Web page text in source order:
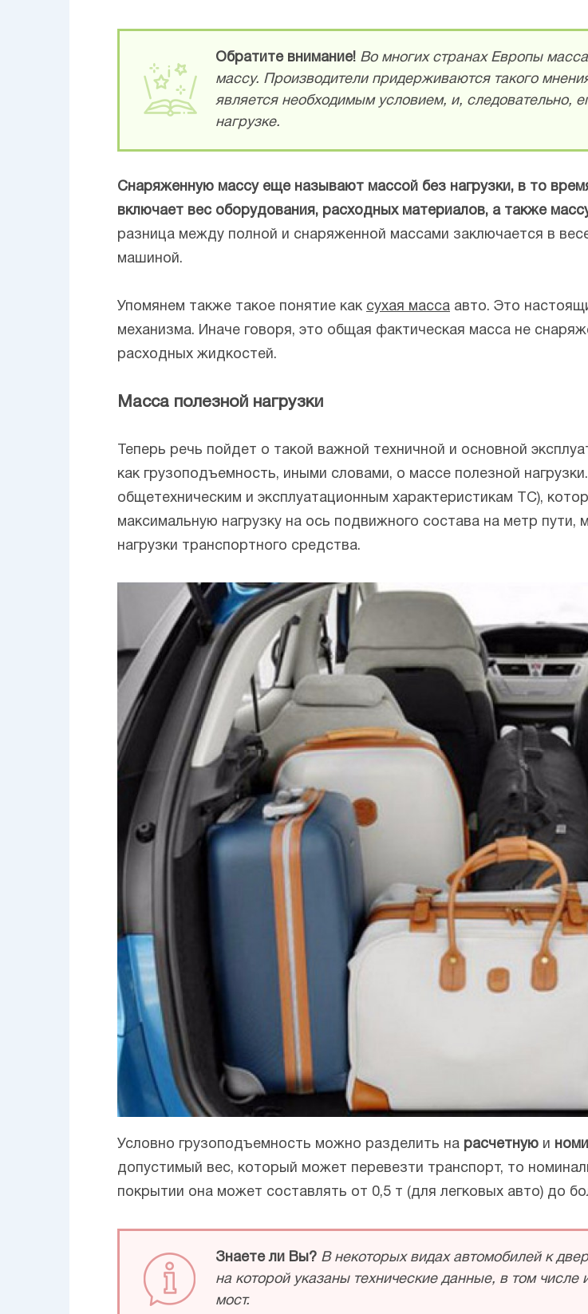
Обратите внимание! Во многих странах Европы
массу. Производители придерживаются такого
является необходимым условием, и, следовательно,
нагрузке.
Снаряженную массу еще называют массой без нагрузки, в то
включает вес оборудования, расходных материалов, а также
разница между полной и снаряженной массами заключается в
машиной.
Упомянем также такое понятие как сухая масса авто. Это
механизма. Иначе говоря, это общая фактическая масса не
расходных жидкостей.
Масса полезной нагрузки
Теперь речь пойдет о такой важной техничной и основной
как грузоподъемность, иными словами, о массе полезной
общетехническим и эксплуатационным характеристикам ТС),
максимальную нагрузку на ось подвижного состава на метр
нагрузки транспортного средства.
Условно грузоподъемность можно разделить на расчетную и
допустимый вес, который может перевезти транспорт, то
покрытии она может составлять от 0,5 т (для легковых авто) до
Знаете ли Вы? В некоторых видах автомобилей к
на которой указаны технические данные, в том
мост.